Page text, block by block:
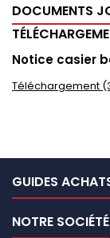
DOCUMENTS
Notice casier
Téléchargement
GUIDES
NOTRE SOCIÉTÉ